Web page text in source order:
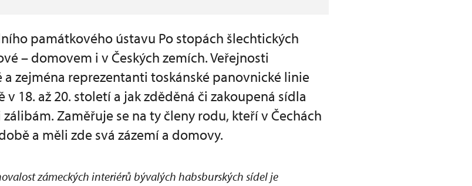
památkového ústavu Po stopách šlechtických
– domovem i v Českých zemích. Veřejnosti
zejména reprezentanti toskánské panovnické linie
18. až 20. století a jak zděděná či zakoupená sídla
Zaměřuje se na ty členy rodu, kteří v Čechách
a měli zde svá zázemí a domovy.
zámeckých interiérů bývalých habsburských sídel je